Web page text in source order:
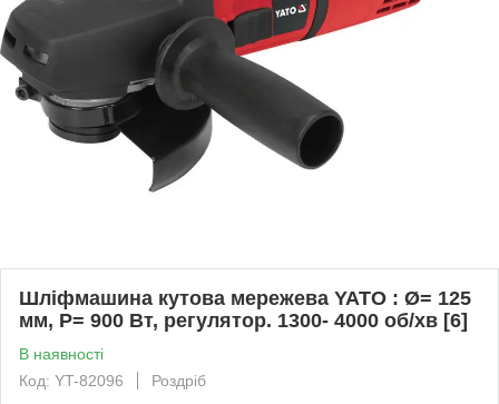
Шліфмашина кутова мережева YATO : Ø= 125
мм, P= 900 Вт, регулятор. 1300- 4000 об/хв [6]
В наявності
Код: YT-82096
Роздріб